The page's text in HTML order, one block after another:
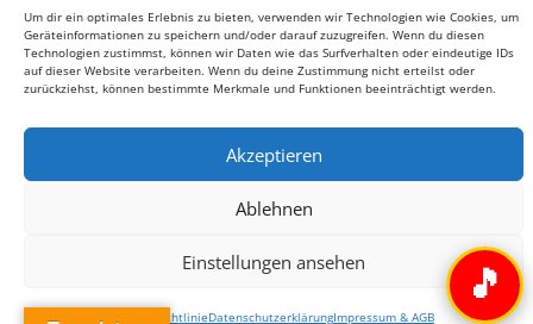
Um dir ein optimales Erlebnis zu bieten, verwenden wir Technologien wie Cookies, um
Geräteinformationen zu speichern und/oder darauf zuzugreifen. Wenn du diesen
Technologien zustimmst, können wir Daten wie das Surfverhalten oder eindeutige IDs
auf dieser Website verarbeiten. Wenn du deine Zustimmung nicht erteilst oder
zurückziehst, können bestimmte Merkmale und Funktionen beeinträchtigt werden.
Akzeptieren
Ablehnen
Einstellungen ansehen
Cookie-RichtlinieDatenschutzerklärungImpressum & AGB
🎵